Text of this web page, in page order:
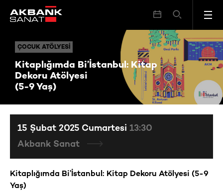
ÇOCUK ATÖLYESI
Kitaplığımda Bi’İstanbul: Kitap
Dekoru Atölyesi
(5-9 Yaş)
ÇOCUK ATÖLYESI Kitaplığımda Bi’İstanbul: Kitap Dekoru Atölyesi (5-9 Yaş)
Kitaplığımda Bi’İstanbul: Kitap Dekoru Atölyesi (5-9
Yaş)
15 Şubat 2025 Cumartesi 13:30
Akbank Sanat